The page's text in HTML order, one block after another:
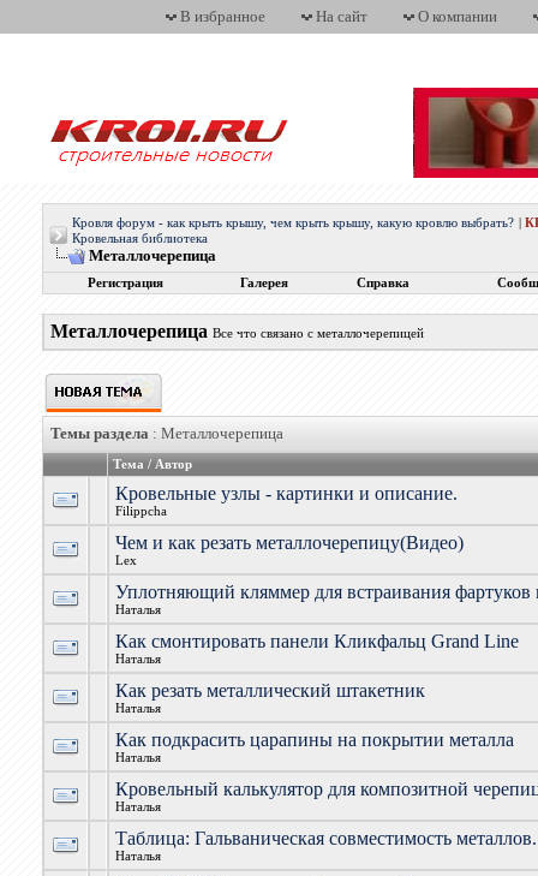
В избранное На сайт О компании
Кровля форум - как крыть крышу, чем крыть крышу, какую кровлю выбрать?
Кровельная библиотека
Металлочерепица
Регистрация Галерея Справка
Металлочерепица Все что связано с металлочерепицей
Темы раздела: Металлочерепица
Тема / Автор
Кровельные узлы - картинки и описание.
Filippcha
Чем и как резать металлочерепицу(Видео)
Lex
Уплотняющий кляммер для встраивания
Наталья
Как смонтировать панели Кликфальц Grand Line
Наталья
Как резать металлический штакетник
Наталья
Как подкрасить царапины на покрытии металла
Наталья
Кровельный калькулятор для композитной
Наталья
Таблица: Гальваническая совместимость металлов.
Наталья